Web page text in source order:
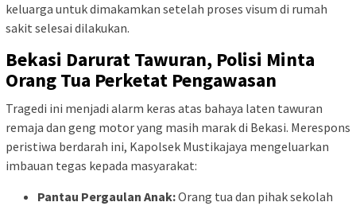
keluarga untuk dimakamkan setelah proses visum di rumah
sakit selesai dilakukan.
Bekasi Darurat Tawuran, Polisi Minta
Orang Tua Perketat Pengawasan
Tragedi ini menjadi alarm keras atas bahaya laten tawuran
remaja dan geng motor yang masih marak di Bekasi. Merespons
peristiwa berdarah ini, Kapolsek Mustikajaya mengeluarkan
imbauan tegas kepada masyarakat:
Pantau Pergaulan Anak:Orang tua dan pihak sekolah